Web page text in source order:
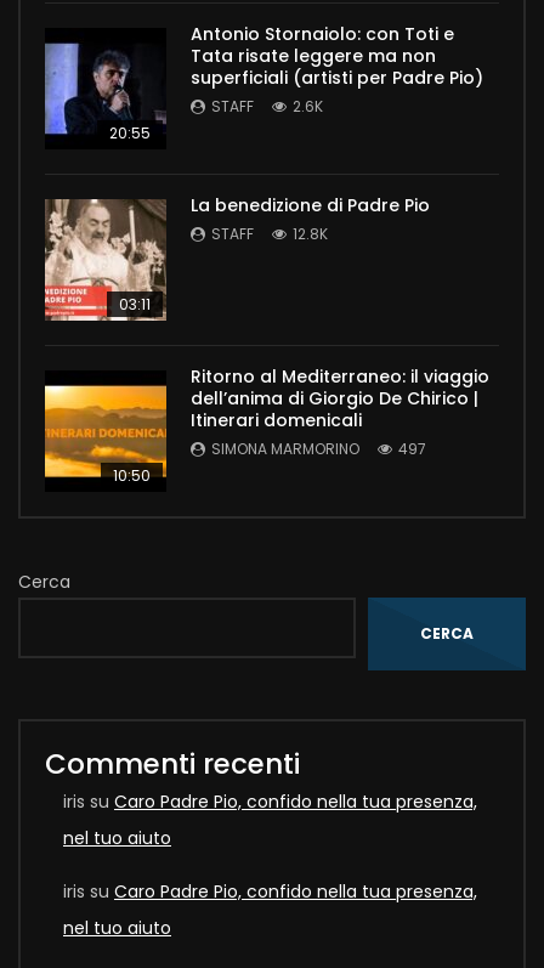
20:55
Antonio Stornaiolo: con Toti e
Tata risate leggere ma non
superficiali (artisti per Padre Pio)
STAFF 2.6K
03:11
La benedizione di Padre Pio
STAFF 12.8K
10:50
Ritorno al Mediterraneo: il viaggio
dell’anima di Giorgio De Chirico |
Itinerari domenicali
SIMONA MARMORINO 497
Cerca
CERCA
Commenti recenti
iris su Caro Padre Pio, confido nella tua presenza,
nel tuo aiuto
iris su Caro Padre Pio, confido nella tua presenza,
nel tuo aiuto